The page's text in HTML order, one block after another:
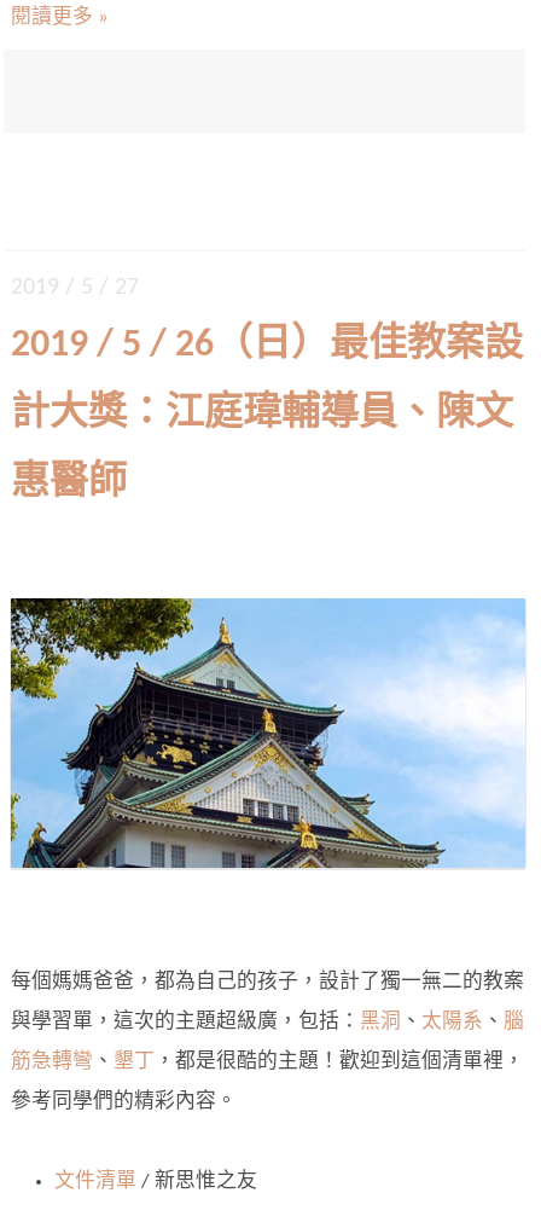
閱讀更多 »
2019 / 5 / 27
2019 / 5 / 26（日）最佳教案設
計大獎：江庭瑋輔導員、陳文
惠醫師
每個媽媽爸爸，都為自己的孩子，設計了獨一無二的教案
與學習單，這次的主題超級廣，包括： 黑洞 、 太陽系 、 腦
筋急轉彎 、 墾丁
，都是很酷的主題！歡迎到這個清單裡，
參考同學們的精彩內容。
文件清單 / 新思惟之友